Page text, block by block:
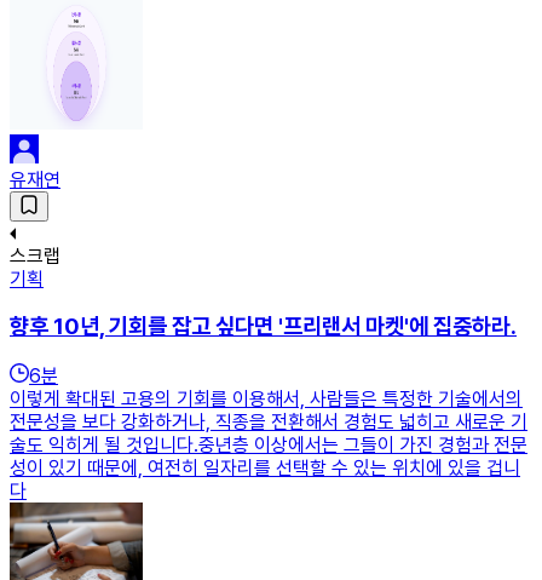
유재연
스크랩
기획
향후 10년, 기회를 잡고 싶다면 '프리랜서 마켓'에 집중하라.
6분
이렇게 확대된 고용의 기회를 이용해서, 사람들은 특정한 기술에서의
전문성을 보다 강화하거나, 직종을 전환해서 경험도 넓히고 새로운 기
술도 익히게 될 것입니다.중년층 이상에서는 그들이 가진 경험과 전문
성이 있기 때문에, 여전히 일자리를 선택할 수 있는 위치에 있을 겁니
다